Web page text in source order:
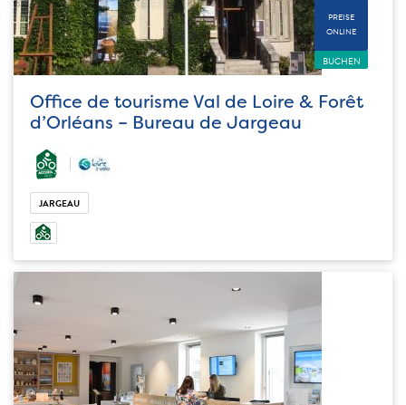
PREISE
ONLINE
BUCHEN
Office de tourisme Val de Loire & Forêt
d’Orléans – Bureau de Jargeau
JARGEAU